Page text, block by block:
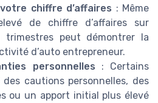
chiffre d’affaires : Même
de chiffre d’affaires sur
trimestres peut démontrer la
d’auto entrepreneur.
personnelles : Certains
cautions personnelles, des
ou un apport initial plus élevé